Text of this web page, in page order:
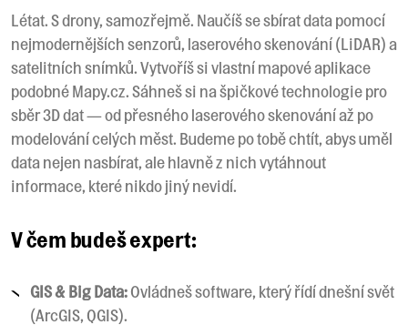
Létat. S drony, samozřejmě. Naučíš se sbírat data pomocí
nejmodernějších senzorů, laserového skenování (LiDAR) a
satelitních snímků. Vytvoříš si vlastní mapové aplikace
podobné Mapy.cz. Sáhneš si na špičkové technologie pro
sběr 3D dat — od přesného laserového skenování až po
modelování celých měst. Budeme po tobě chtít, abys uměl
data nejen nasbírat, ale hlavně z nich vytáhnout
informace, které nikdo jiný nevidí.
V čem budeš expert:
GIS & Big Data:Ovládneš software, který řídí dnešní svět
(ArcGIS, QGIS).